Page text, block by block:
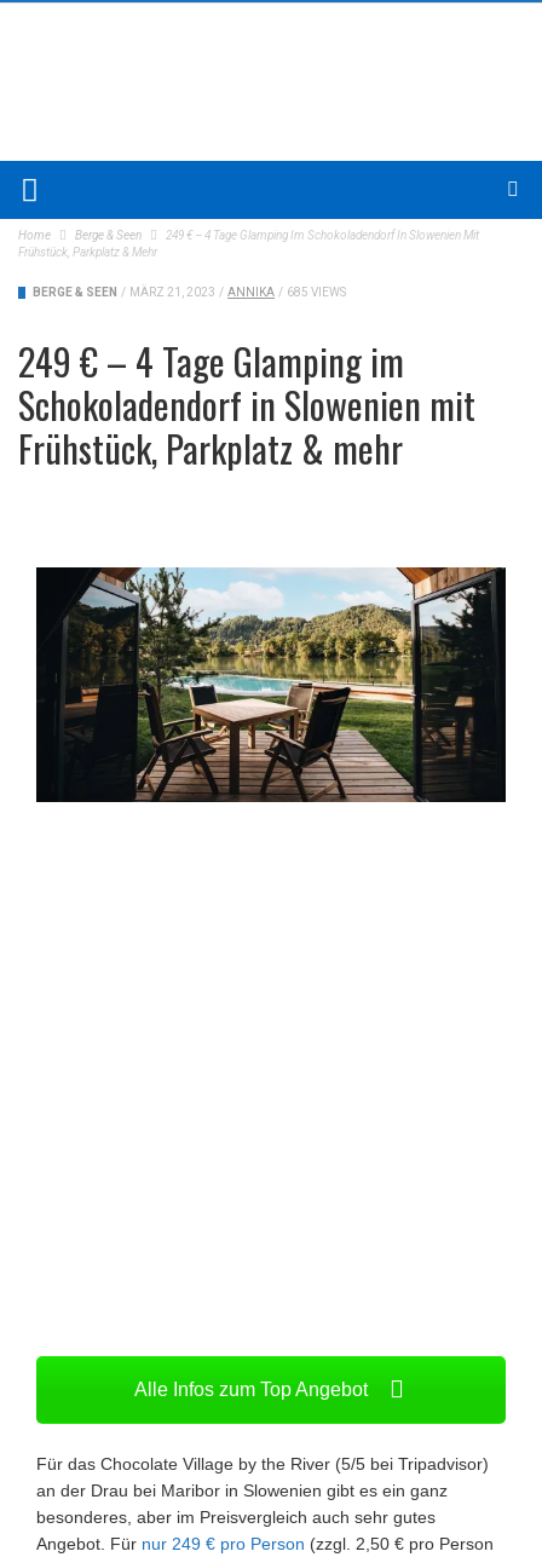
Home Berge & Seen
249 € – 4 Tage Glamping Im Schokoladendorf In Slowenien Mit
Frühstück, Parkplatz & Mehr
BERGE & SEEN / MÄRZ 21, 2023 / ANNIKA / 685 VIEWS
249 € – 4 Tage Glamping im
Schokoladendorf in Slowenien mit
Frühstück, Parkplatz & mehr
Alle Infos zum Top Angebot
Für das Chocolate Village by the River (5/5 bei Tripadvisor)
an der Drau bei Maribor in Slowenien gibt es ein ganz
besonderes, aber im Preisvergleich auch sehr gutes
Angebot. Für nur 249 € pro Person (zzgl. 2,50 € pro Person